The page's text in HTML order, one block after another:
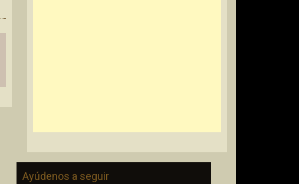
Ayúdenos a seguir